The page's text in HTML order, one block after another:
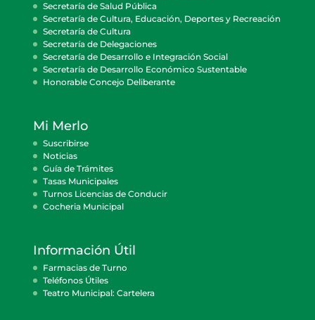
Secretaría de Salud Pública
Secretaría de Cultura, Educación, Deportes y Recreación
Secretaría de Cultura
Secretaría de Delegaciones
Secretaría de Desarrollo e Integración Social
Secretaría de Desarrollo Económico Sustentable
Honorable Concejo Deliberante
Mi Merlo
Suscribirse
Noticias
Guía de Trámites
Tasas Municipales
Turnos Licencias de Conducir
Cocheria Municipal
Información Útil
Farmacias de Turno
Teléfonos Útiles
Teatro Municipal: Cartelera